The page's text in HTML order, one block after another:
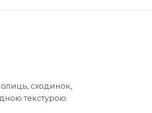
сходинок,
текстурою.